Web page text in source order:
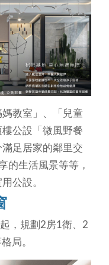
教室」、「兒童
公設「微風野餐
足居家的鄰里交
的生活風景等等，
公設。
，規劃2房1衛、2
局。